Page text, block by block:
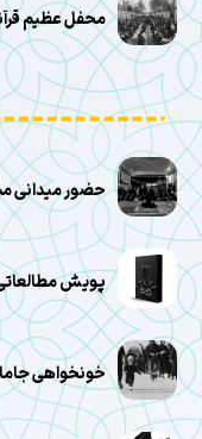
محفل عظیم
حضور میدانی
پویش
خونخواهی